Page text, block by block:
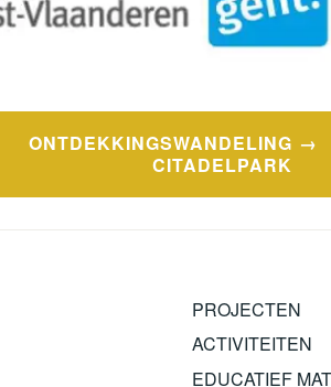
ONTDEKKINGSWANDELING
CITADELPARK
PROJECTEN
ACTIVITEITEN
EDUCATIEF